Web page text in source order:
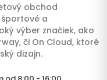
obchod
a
výber značiek, ako
či On Cloud, ktoré
dizajn.